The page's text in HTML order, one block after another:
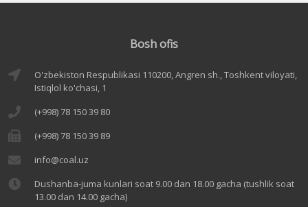
Bosh ofis
O'zbekiston Respublikasi 110200, Angren sh., Toshkent viloyati,
Istiqlol ko'chasi, 1
(+998) 78 150 39 80
(+998) 78 150 39 89
info@coal.uz
Dushanba-juma kunlari soat 9.00 dan 18.00 gacha (tushlik soat
13.00 dan 14.00 gacha)